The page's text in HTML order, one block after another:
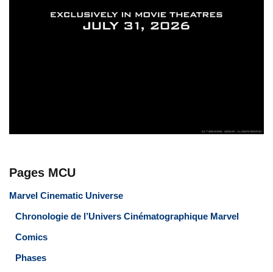
Pages MCU
Marvel Cinematic Universe
Chronologie de l’Univers Cinématographique Marvel
Comics
Phases